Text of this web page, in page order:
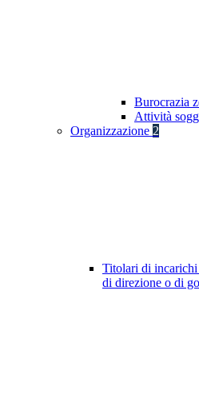
Burocrazia
Attività
Organizzazione 2
Titolari di
di direzione o di